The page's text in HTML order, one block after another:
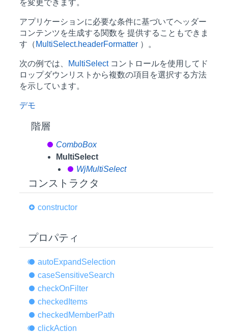
を変更できます。
アプリケーションに必要な条件に基づいてヘッダー
コンテンツを生成する関数を 提供することもできま
す（ MultiSelect.headerFormatter ）。
次の例では、 MultiSelectコントロールを使用してド
ロップダウンリストから複数の項目を選択する方法
を示しています。
デモ
階層
ComboBox
MultiSelect
WjMultiSelect
コンストラクタ
constructor
プロパティ
autoExpandSelection
caseSensitiveSearch
checkOnFilter
checked Items
checked MemberPath
clickAction